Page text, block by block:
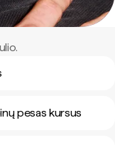
pesas kursus